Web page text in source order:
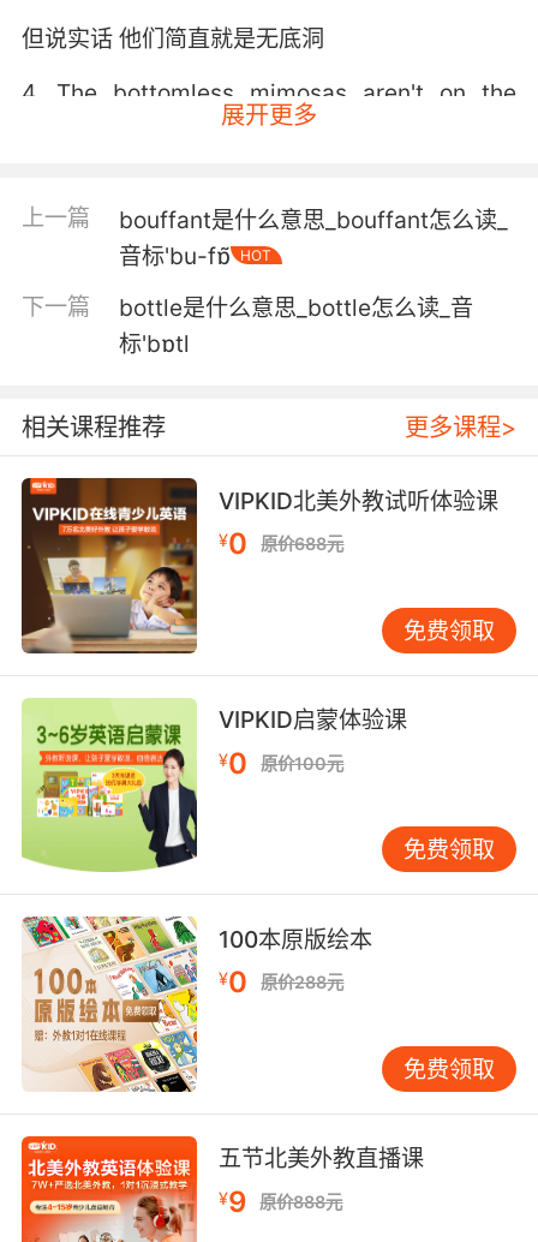
但说实话 他们简直就是无底洞
4. The bottomless mimosas aren't on the
5. I'll be the one staring into the bottomless
pit of despair.
我会是那个 因绝望而喝干酒瓶的人
我所有的钱 都得砸在他们身上
7. He accidentally got bottomless in front of
all of us.
他不小心在我们所有人面前遛了鸟
8. He needs you and you refuse to help him in
the name of your bottomless vanity.
他需要你 而你却拒绝帮助他 以你无穷的虚荣为原
由
9. Miscreants probably think it's some sort of
bottomless pit.
展开更多
上一篇
bouffant是什么意思_bouffant怎么读_
音标'bu-fɒ̃
HOT
下一篇
bottle是什么意思_bottle怎么读_音
标'bɒtl
相关课程推荐 更多课程>
VIPKID北美外教试听体验课
¥0 原价688元
免费领取
VIPKID启蒙体验课
¥0 原价100元
免费领取
100本原版绘本
¥0 原价288元
免费领取
五节北美外教直播课
¥9 原价888元